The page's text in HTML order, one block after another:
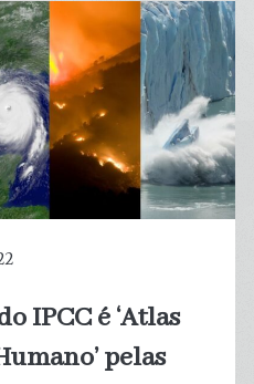
IPCC é ‘Atlas
pelas